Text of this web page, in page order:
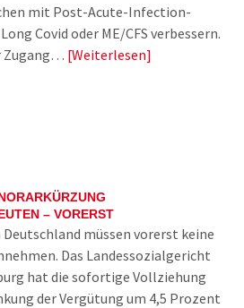
mit Post-Acute-Infection-
Covid oder ME/CFS verbessern.
Zugang… Weiterlesen
– VORERST
müssen vorerst keine
Das Landessozialgericht
hat die sofortige Vollziehung
der Vergütung um 4,5 Prozent